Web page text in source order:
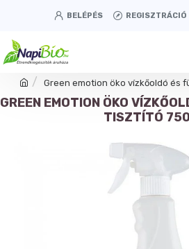
BELÉPÉS REGISZTRÁCIÓ
Green emotion öko vízkőoldó és
GREEN EMOTION ÖKO
TISZTÍTÓ